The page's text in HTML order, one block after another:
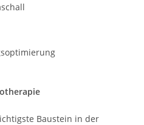
Baustein in der